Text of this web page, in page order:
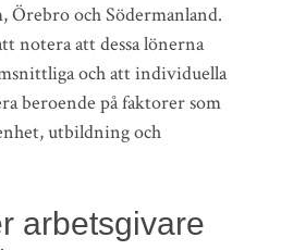
Örebro och Södermanland.
notera att dessa lönerna
och att individuella
beroende på faktorer som
utbildning och
arbetsgivare